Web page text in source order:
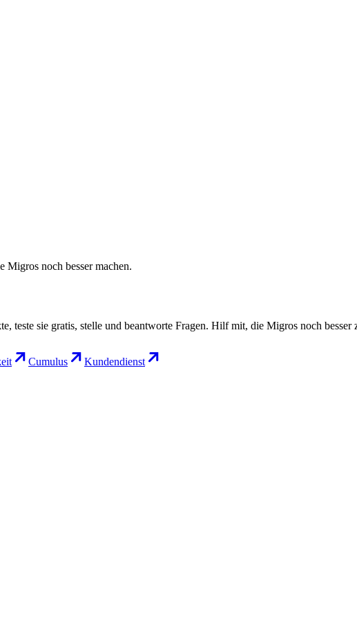
Migros noch besser machen.
teste sie gratis, stelle und beantworte Fragen. Hilf mit, die Migros noch besser
Cumulus Kundendienst